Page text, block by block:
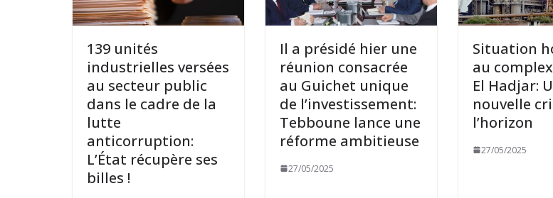
139 unités
industrielles versées
au secteur public
dans le cadre de la
lutte
anticorruption:
L’État récupère ses
billes !
Il a présidé hier une
réunion consacrée
au Guichet unique
de l’investissement:
Tebboune lance une
réforme ambitieuse
27/05/2025
Situation
au
El Hadjar:
nouvelle
l’horizon
27/05/2025